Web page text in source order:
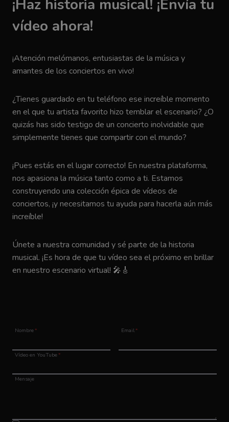
¡Haz historia musical! ¡Envía tu
vídeo ahora!
¡Atención melómanos, entusiastas de la música y
amantes de los conciertos en vivo!
¿Tienes guardado en tu teléfono ese increíble momento
en el que tu artista favorito hizo temblar el escenario? ¿O
quizás has sido testigo de un concierto inolvidable que
simplemente tienes que compartir con el mundo?
¡Pues estás en el lugar correcto! En nuestra plataforma,
nos apasiona la música tanto como a ti. Estamos
construyendo una colección épica de vídeos de
conciertos, ¡y necesitamos tu ayuda para hacerla aún más
increíble!
Únete a nuestra comunidad y sé parte de la historia
musical. ¡Es hora de que tu vídeo sea el próximo en brillar
en nuestro escenario virtual! 🎤🎸
Nombre* Email*
Vídeo en YouTube*
Mensaje